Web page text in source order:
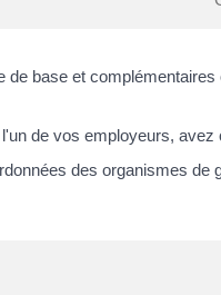
base et complémentaires
de vos employeurs,
des organismes